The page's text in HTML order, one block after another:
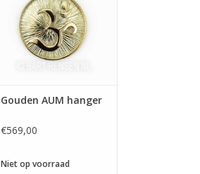
Gouden AUM hanger
€569,00
Niet op voorraad